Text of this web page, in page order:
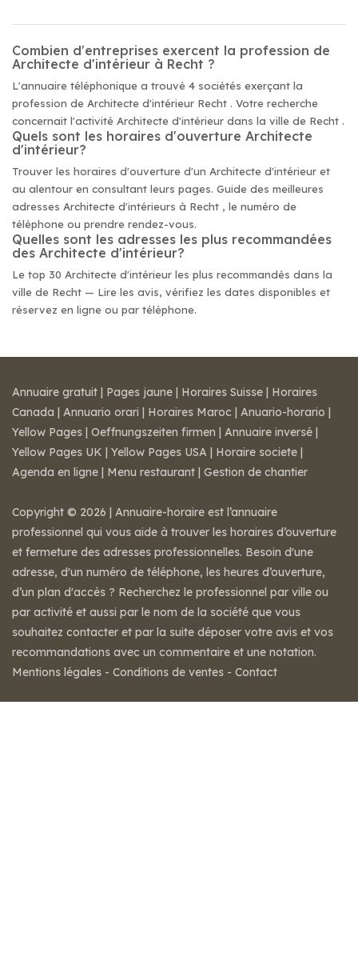
Combien d'entreprises exercent la profession de
Architecte d'intérieur à Recht ?
L'annuaire téléphonique a trouvé 4 sociétés exerçant la
profession de Architecte d'intérieur Recht . Votre recherche
concernait l'activité Architecte d'intérieur dans la ville de Recht .
Quels sont les horaires d'ouverture Architecte
d'intérieur?
Trouver les horaires d'ouverture d'un Architecte d'intérieur et
au alentour en consultant leurs pages. Guide des meilleures
adresses Architecte d'intérieurs à Recht , le numéro de
téléphone ou prendre rendez-vous.
Quelles sont les adresses les plus recommandées
des Architecte d'intérieur?
Le top 30 Architecte d'intérieur les plus recommandés dans la
ville de Recht — Lire les avis, vérifiez les dates disponibles et
réservez en ligne ou par téléphone.
Annuaire gratuit | Pages jaune | Horaires Suisse | Horaires
Canada | Annuario orari | Horaires Maroc | Anuario-horario |
Yellow Pages | Oeffnungszeiten firmen | Annuaire inversé |
Yellow Pages UK | Yellow Pages USA | Horaire societe |
Agenda en ligne | Menu restaurant | Gestion de chantier
Copyright © 2026 | Annuaire-horaire est l’annuaire
professionnel qui vous aide à trouver les horaires d’ouverture
et fermeture des adresses professionnelles. Besoin d'une
adresse, d'un numéro de téléphone, les heures d’ouverture,
d’un plan d'accès ? Recherchez le professionnel par ville ou
par activité et aussi par le nom de la société que vous
souhaitez contacter et par la suite déposer votre avis et vos
recommandations avec un commentaire et une notation.
Mentions légales - Conditions de ventes - Contact